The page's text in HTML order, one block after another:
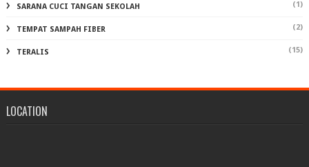
SARANA CUCI TANGAN SEKOLAH (1)
TEMPAT SAMPAH FIBER (2)
TERALIS (15)
LOCATION